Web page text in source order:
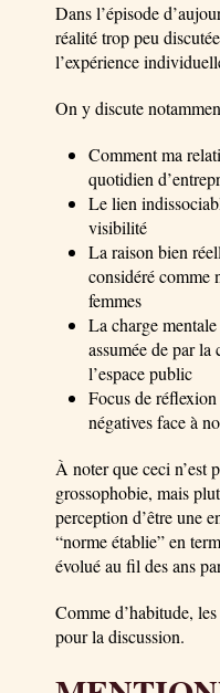
Dans l’épisode
réalité trop peu
l’expérience
On y discute
Comment ma
quotidien
Le lien
visibilité
La raison bien
considéré comme
femmes
La charge
assumée de par la
l’espace public
Focus de réflexion
négatives face à
À noter que ceci n’est
grossophobie, mais
perception d’être une
“norme établie” en
évolué au fil des ans
Comme d’habitude,
pour la discussion.